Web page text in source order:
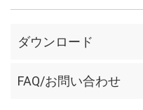
ダウンロード
FAQ/お問い合わせ